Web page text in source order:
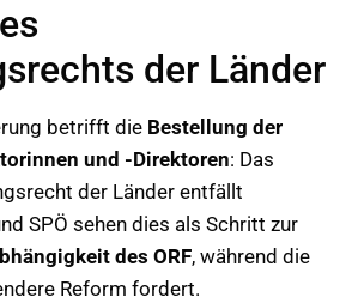
der Länder
betrifft die Bestellung der
und -Direktoren: Das
der Länder entfällt
SPÖ sehen dies als Schritt zur
des ORF, während die
Reform fordert.